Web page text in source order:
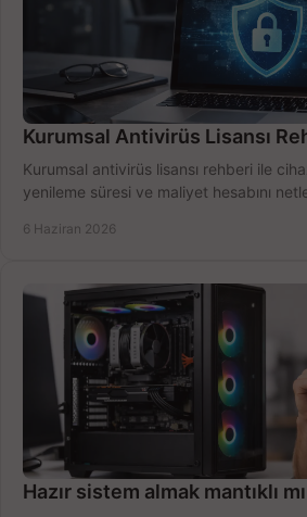
Kurumsal Antivirüs Lisansı
Kurumsal antivirüs lisansı rehberi ile
yenileme süresi ve maliyet hesabını
6 Haziran 2026
Hazır sistem almak mantıklı